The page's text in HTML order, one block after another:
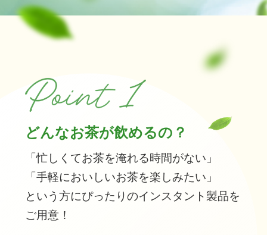
どんなお茶が飲めるの？
「忙しくてお茶を淹れる時間がない」
「手軽においしいお茶を楽しみたい」
という方にぴったりのインスタント製品を
ご用意！